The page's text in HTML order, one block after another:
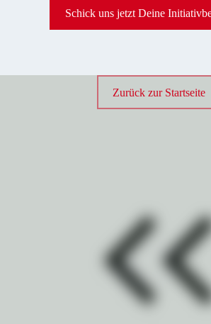
Schick uns jetzt Deine
Zurück zur Startseite